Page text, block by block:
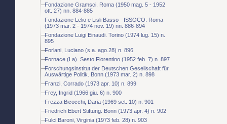
Fondazione Gramsci. Roma (1950 mag. 5 - 1952
ott. 27) nn. 884-885
Fondazione Lelio e Lisli Basso - ISSOCO. Roma
(1973 mar. 2 - 1974 nov. 19) nn. 886-894
Fondazione Luigi Einaudi. Torino (1974 lug. 15) n.
895
Forlani, Luciano (s.a. ago.28) n. 896
Fornace (La). Sesto Fiorentino (1952 feb. 7) n. 897
Forschungsinstitut der Deutschen Gesellschaft für
Auswärtige Politik. Bonn (1973 mar. 2) n. 898
Franzi, Corrado (1973 apr. 10) n. 899
Frey, Ingrid (1966 giu. 6) n. 900
Frezza Bicocchi, Daria (1969 set. 10) n. 901
Friedrich Ebert Stiftung. Bonn (1973 apr. 4) n. 902
Fulci Baroni, Virginia (1973 feb. 28) n. 903